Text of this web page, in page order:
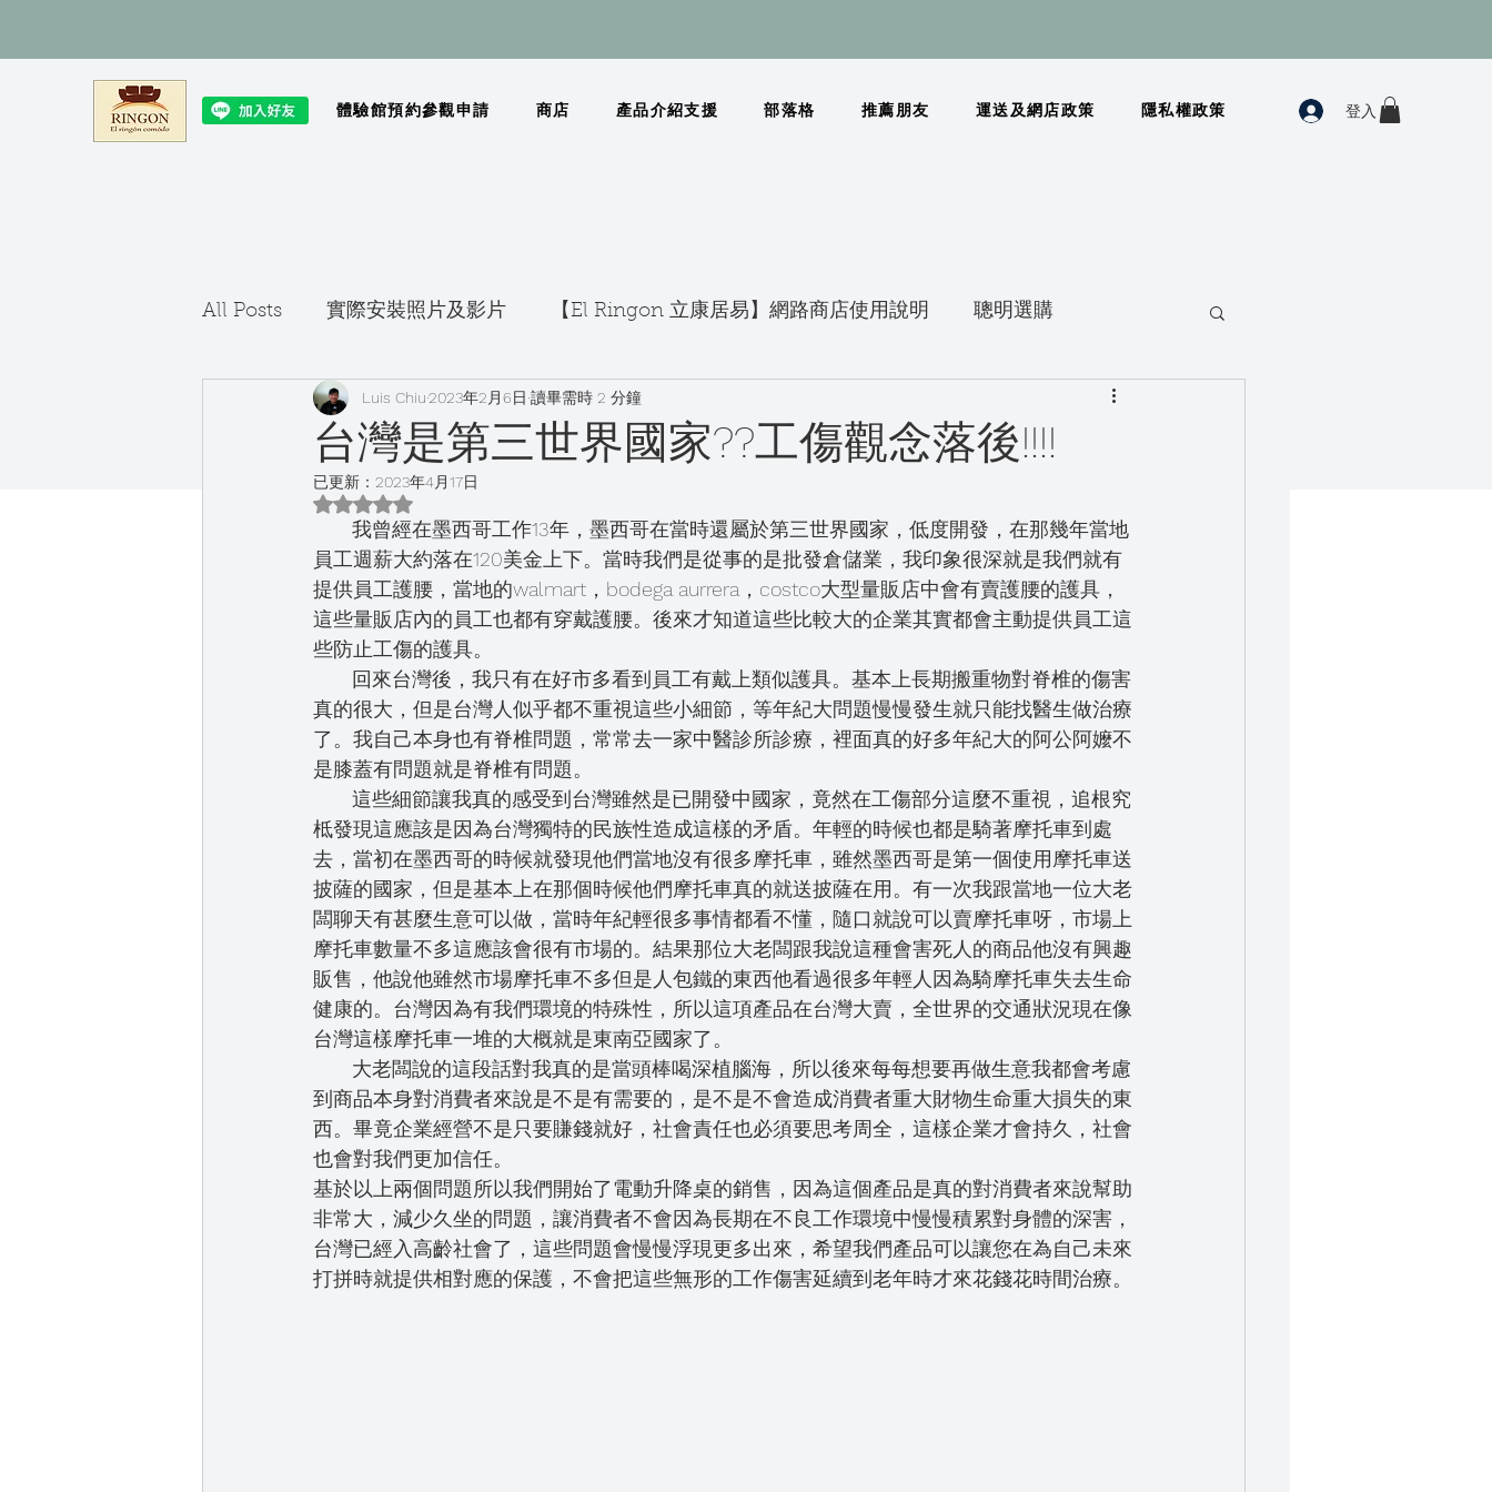
體驗館預約參觀申請 商店 產品介紹支援 部落格 推薦朋友 運送及網店政策 隱私權政策 登入
All Posts 實際安裝照片及影片 【El Ringon 立康居易】網路商店使用說明 聰明選購
台灣是第三世界國家??工傷觀念落後!!!!
Luis Chiu2023年2月6日 讀畢需時 2 分鐘
已更新： 2023年4月17日
評等為 NaN（最高為 5 顆星）。
員工週薪大約落在120美金上下。當時我們是從事的是批發倉儲業，我印象很深就是我們就有
提供員工護腰，當地的walmart，bodega aurrera，costco大型量販店中會有賣護腰的護具，
這些量販店內的員工也都有穿戴護腰。後來才知道這些比較大的企業其實都會主動提供員工這
些防止工傷的護具。
真的很大，但是台灣人似乎都不重視這些小細節，等年紀大問題慢慢發生就只能找醫生做治療
了。我自己本身也有脊椎問題，常常去一家中醫診所診療，裡面真的好多年紀大的阿公阿嬤不
是膝蓋有問題就是脊椎有問題。
柢發現這應該是因為台灣獨特的民族性造成這樣的矛盾。年輕的時候也都是騎著摩托車到處
去，當初在墨西哥的時候就發現他們當地沒有很多摩托車，雖然墨西哥是第一個使用摩托車送
披薩的國家，但是基本上在那個時候他們摩托車真的就送披薩在用。有一次我跟當地一位大老
闆聊天有甚麼生意可以做，當時年紀輕很多事情都看不懂，隨口就說可以賣摩托車呀，市場上
摩托車數量不多這應該會很有市場的。結果那位大老闆跟我說這種會害死人的商品他沒有興趣
販售，他說他雖然市場摩托車不多但是人包鐵的東西他看過很多年輕人因為騎摩托車失去生命
健康的。台灣因為有我們環境的特殊性，所以這項產品在台灣大賣，全世界的交通狀況現在像
台灣這樣摩托車一堆的大概就是東南亞國家了。
到商品本身對消費者來說是不是有需要的，是不是不會造成消費者重大財物生命重大損失的東
西。畢竟企業經營不是只要賺錢就好，社會責任也必須要思考周全，這樣企業才會持久，社會
也會對我們更加信任。
基於以上兩個問題所以我們開始了電動升降桌的銷售，因為這個產品是真的對消費者來說幫助
非常大，減少久坐的問題，讓消費者不會因為長期在不良工作環境中慢慢積累對身體的深害，
台灣已經入高齡社會了，這些問題會慢慢浮現更多出來，希望我們產品可以讓您在為自己未來
打拼時就提供相對應的保護，不會把這些無形的工作傷害延續到老年時才來花錢花時間治療。